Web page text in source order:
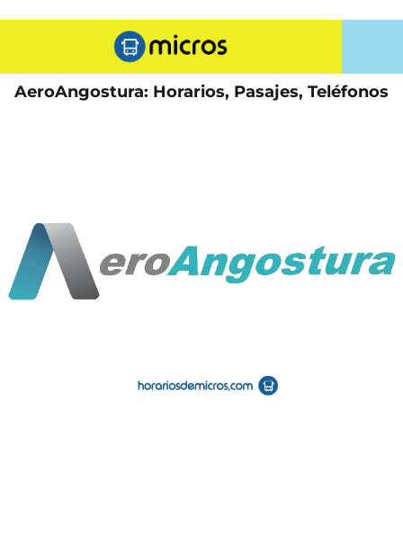
AeroAngostura: Horarios, Pasajes, Teléfonos